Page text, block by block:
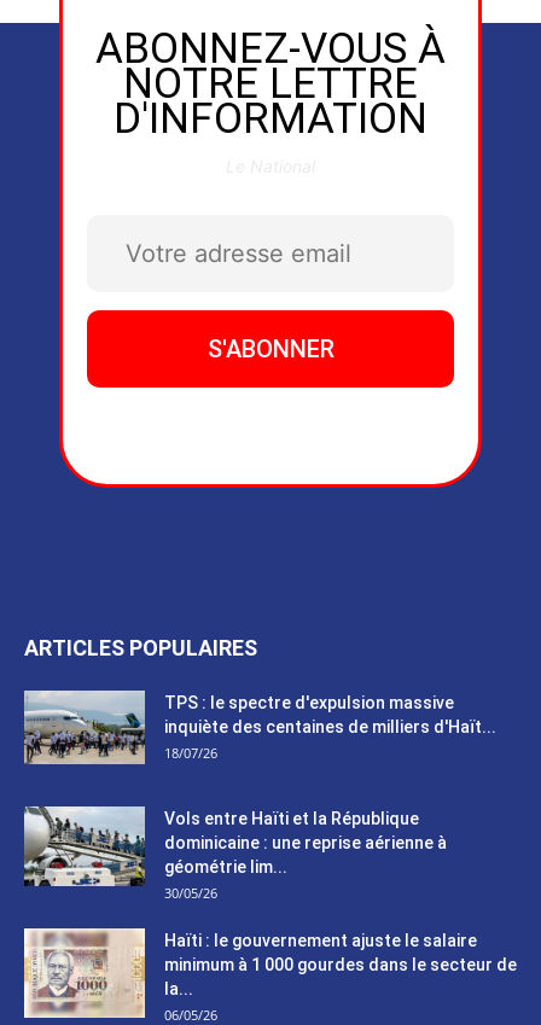
ABONNEZ-VOUS À
NOTRE LETTRE
D'INFORMATION
ARTICLES POPULAIRES
TPS : le spectre d'expulsion massive
inquiète des centaines de milliers d'Haït...
18/07/26
Vols entre Haïti et la République
dominicaine : une reprise aérienne à
géométrie lim...
30/05/26
Haïti : le gouvernement ajuste le salaire
minimum à 1 000 gourdes dans le secteur de
la...
06/05/26